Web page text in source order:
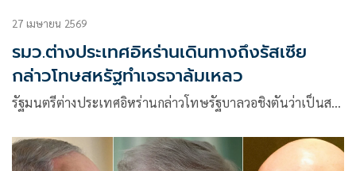
27 เมษายน 2569
รมว.ต่างประเทศอิหร่านเดินทางถึงรัสเซีย
กล่าวโทษสหรัฐทำเจรจาล้มเหลว
รัฐมนตรีต่างประเทศอิหร่านกล่าวโทษรัฐบาลวอชิงตันว่าเป็นส…